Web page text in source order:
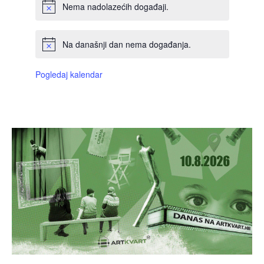
Nema nadolazećih događaji.
Na današnji dan nema događanja.
Pogledaj kalendar